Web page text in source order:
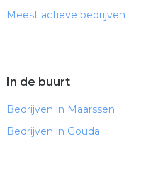
Meest actieve bedrijven
In de buurt
Bedrijven in Maarssen
Bedrijven in Gouda